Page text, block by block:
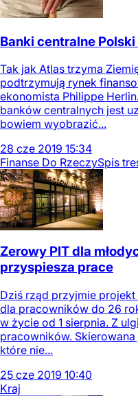
Banki centralne
Tak jak Atlas trzyma
podtrzymują rynek
ekonomista Philippe
banków centralnych jest
bowiem wyobrazić...
28 cze 2019 15:34
Finanse Do RzeczySpis
Zerowy PIT dla
przyspiesza prace
Dziś rząd przyjmie
dla pracowników do 26
w życie od 1 sierpnia. Z
pracowników.
które nie...
25 cze 2019 10:40
Kraj